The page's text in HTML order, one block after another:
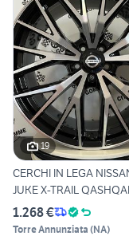
19
CERCHI IN LEGA
JUKE X-TRAIL
1.268 €
Torre Annunziata (NA)